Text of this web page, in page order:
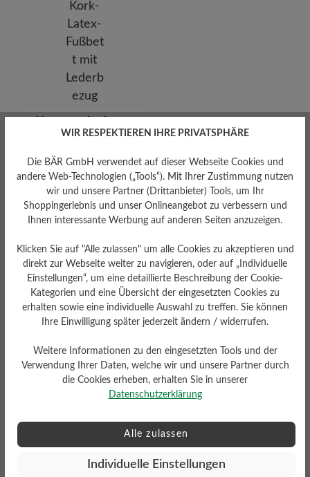
Herausnehmbares
Fußbett
Herausnehmbares stützendes
6 mm Kork-Latex-Fußbett mit
Lederbezug
Dämpfungsgrad
mittel Funktionalität
mittel
WIR RESPEKTIEREN IHRE PRIVATSPHÄRE
Die BÄR GmbH verwendet auf dieser Webseite Cookies und
andere Web-Technologien („Tools“). Mit Ihrer Zustimmung nutzen
wir und unsere Partner (Drittanbieter) Tools, um Ihr
Shoppingerlebnis und unser Onlineangebot zu verbessern und
Ihnen interessante Werbung auf anderen Seiten anzuzeigen.
Klicken Sie auf "Alle zulassen" um alle Cookies zu akzeptieren und
direkt zur Webseite weiter zu navigieren, oder auf „Individuelle
Einstellungen“, um eine detaillierte Beschreibung der Cookie-
Kategorien und eine Übersicht der eingesetzten Cookies zu
erhalten sowie eine individuelle Auswahl zu treffen. Sie können
Ihre Einwilligung später jederzeit ändern / widerrufen.
Weitere Informationen zu den eingesetzten Tools und der
Verwendung Ihrer Daten, welche wir und unsere Partner durch
die Cookies erheben, erhalten Sie in unserer
Datenschutzerklärung
Alle zulassen
Individuelle Einstellungen